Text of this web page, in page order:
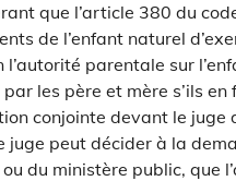
que l’article 380 du
de l’enfant naturel
l’autorité parentale sur
par les père et mère s’ils en
conjointe devant le juge
juge peut décider à la
du ministère public, que